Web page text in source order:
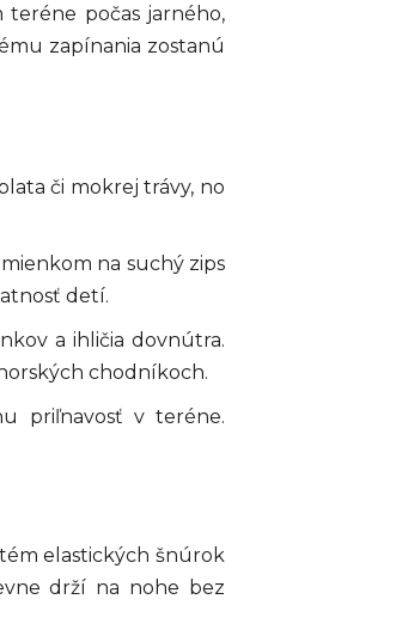
počas jarného,
zapínania zostanú
či mokrej trávy, no
na suchý zips
detí.
a ihličia dovnútra.
chodníkoch.
priľnavosť v teréne.
elastických šnúrok
drží na nohe bez